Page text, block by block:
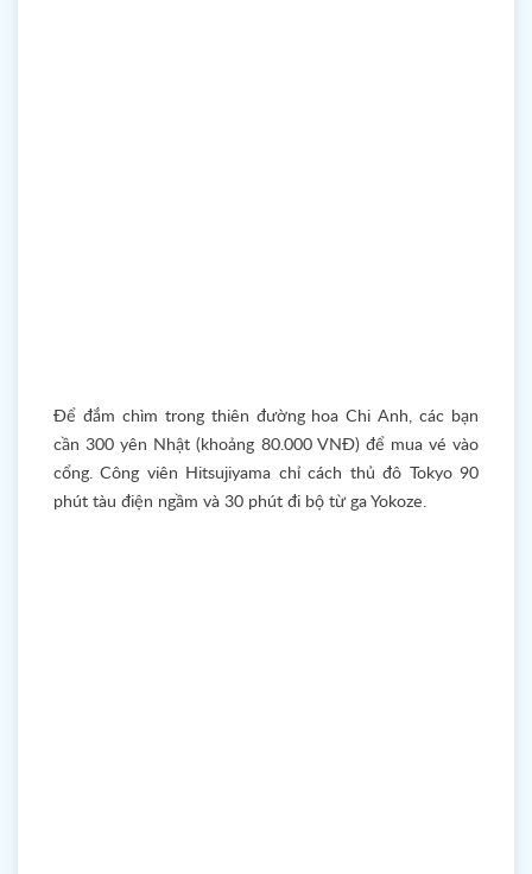
Để đắm chìm trong thiên đường hoa Chi Anh, các bạn
cần 300 yên Nhật (khoảng 80.000 VNĐ) để mua vé vào
cổng. Công viên Hitsujiyama chỉ cách thủ đô Tokyo 90
phút tàu điện ngầm và 30 phút đi bộ từ ga Yokoze.